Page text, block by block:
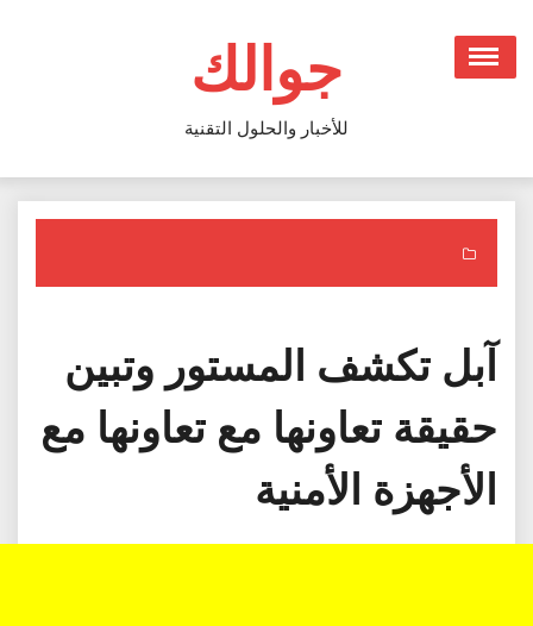
content
جوالك
للأخبار والحلول التقنية
آبل تكشف المستور وتبين
حقيقة تعاونها مع تعاونها مع
الأجهزة الأمنية